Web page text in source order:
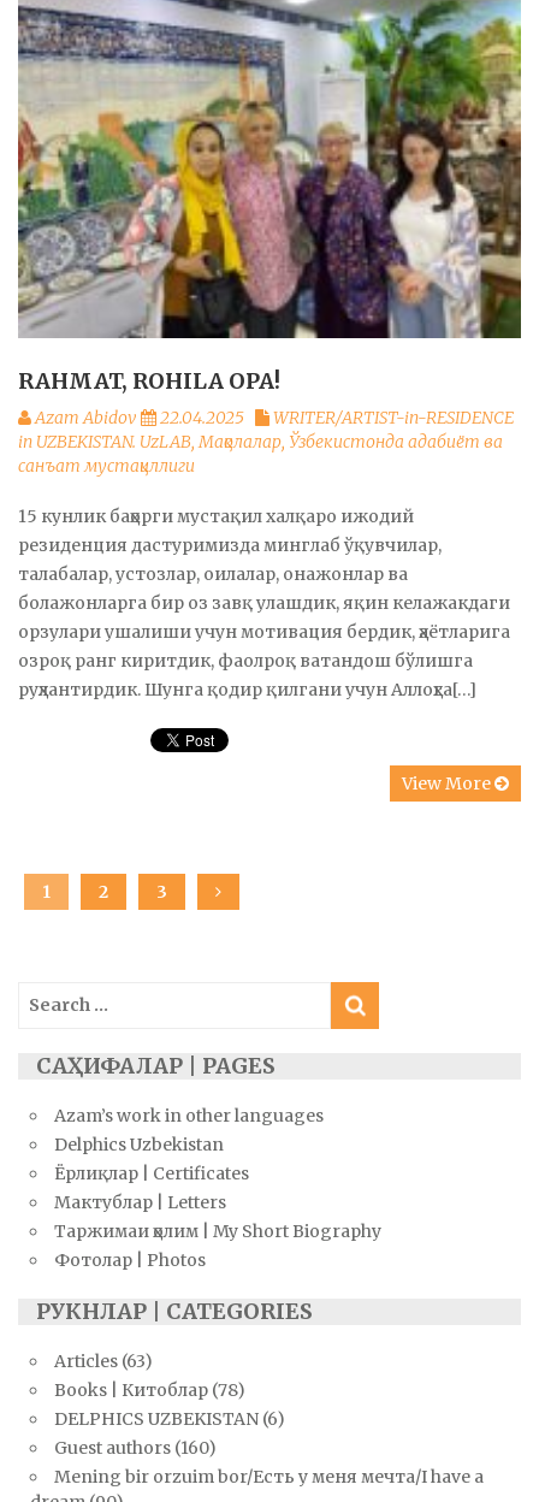
RAHMAT, ROHILA OPA!
Azam Abidov 22.04.2025
WRITER/ARTIST-in-RESIDENCE
in UZBEKISTAN. UzLAB, Мақолалар, Ўзбекистонда адабиёт ва
санъат мустақиллиги
15 кунлик баҳорги мустақил халқаро ижодий
резиденция дастуримизда минглаб ўқувчилар,
талабалар, устозлар, оилалар, онажонлар ва
болажонларга бир оз завқ улашдик, яқин келажакдаги
орзулари ушалиши учун мотивация бердик, ҳаётларига
озроқ ранг киритдик, фаолроқ ватандош бўлишга
руҳлантирдик. Шунга қодир қилгани учун Аллоҳга[…]
View More
Posts
PAGE
1 PAGE
2 PAGE
3
for:
САҲИФАЛАР | PAGES
Azam’s work in other languages
Delphics Uzbekistan
Ёрлиқлар | Certificates
Мактублар | Letters
Таржимаи ҳолим | My Short Biography
Фотолар | Photos
РУКНЛАР | CATEGORIES
Articles (63)
Books | Китоблар (78)
DELPHICS UZBEKISTAN (6)
Guest authors (160)
Mening bir orzuim bor/Есть у меня мечта/I have a